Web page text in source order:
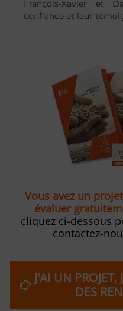
François-Xavier et
confiance et leur
Vous avez un
évaluer
cliquez ci-dessous
contactez-
J'AI UN
DES